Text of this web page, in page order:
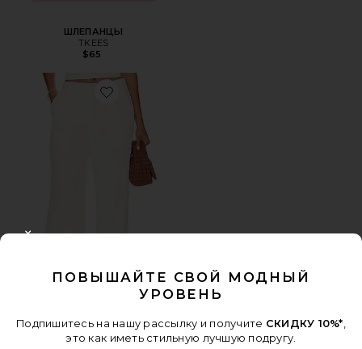
ШЛЕПАНЦЫ
TKEES
$65
Favorite БРЮКИ ROMA
ПОВЫШАЙТЕ СВОЙ МОДНЫЙ
УРОВЕНЬ
Подпишитесь на нашу рассылку и получите СКИДКУ 10%*
это как иметь стильную лучшую подругу.